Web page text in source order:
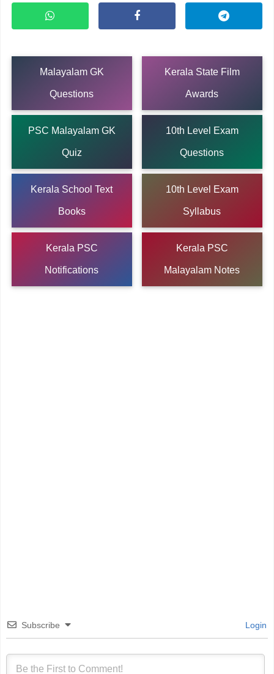
Malayalam GK
Questions
Kerala State Film
Awards
PSC Malayalam GK
Quiz
10th Level Exam
Questions
Kerala School Text
Books
10th Level Exam
Syllabus
Kerala PSC
Notifications
Kerala PSC
Malayalam Notes
Subscribe Login